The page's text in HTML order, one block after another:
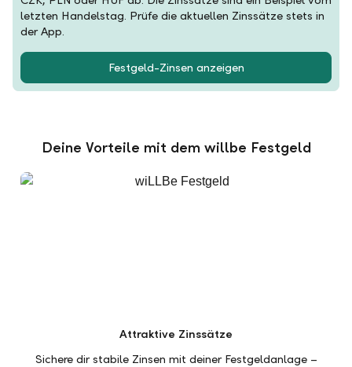
letzten Handelstag. Prüfe die aktuellen Zinssätze stets in
der App.
Festgeld-Zinsen anzeigen
Deine Vorteile mit dem willbe Festgeld
Attraktive Zinssätze
Sichere dir stabile Zinsen mit deiner Festgeldanlage –